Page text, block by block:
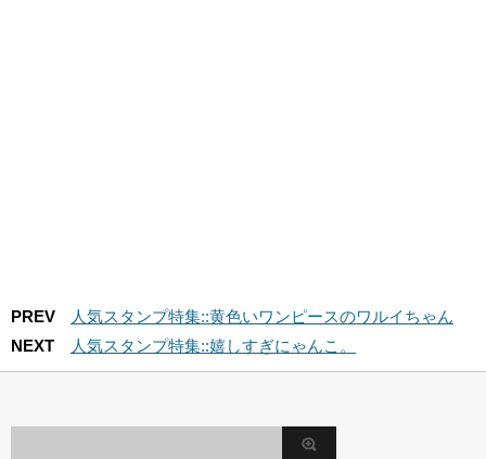
PREV
人気スタンプ特集::黄色いワンピースのワルイちゃん
NEXT
人気スタンプ特集::嬉しすぎにゃんこ。